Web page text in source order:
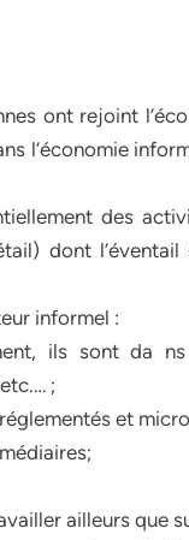
ont rejoint
l’économie
des
dont l’éventail
informel :
ils sont da
;
et
ailleurs que